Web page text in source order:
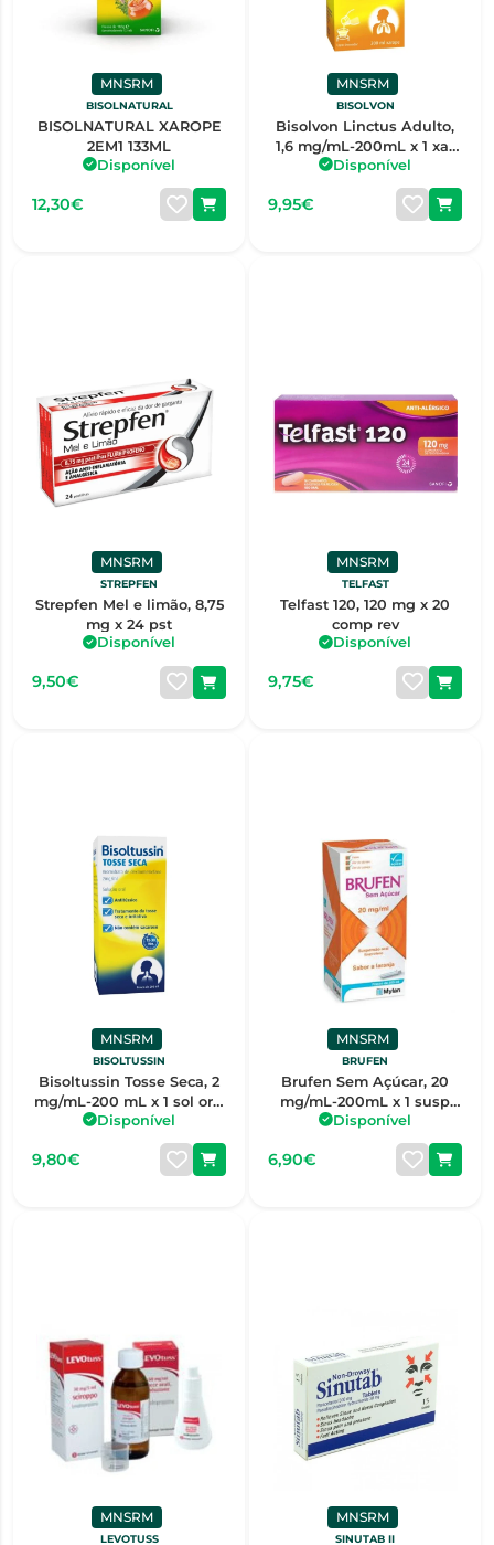
MNSRM
BISOLNATURAL
BISOLNATURAL XAROPE
2EM1 133ML
Disponível
12,30€
MNSRM
BISOLVON
Bisolvon Linctus Adulto,
1,6 mg/mL-200mL x 1 xar
mL
Disponível
9,95€
MNSRM
STREPFEN
Strepfen Mel e limão, 8,75
mg x 24 pst
Disponível
9,50€
MNSRM
TELFAST
Telfast 120, 120 mg x 20
comp rev
Disponível
9,75€
MNSRM
BISOLTUSSIN
Bisoltussin Tosse Seca, 2
mg/mL-200 mL x 1 sol oral
mL
Disponível
9,80€
MNSRM
BRUFEN
Brufen Sem Açúcar, 20
mg/mL-200mL x 1 susp
oral mL
Disponível
6,90€
MNSRM
LEVOTUSS
MNSRM
SINUTAB II